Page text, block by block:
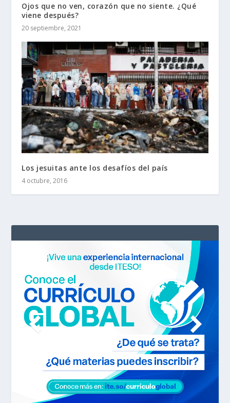
Ojos que no ven, corazón que no siente. ¿Qué
viene después?
20 septiembre, 2021
Los jesuitas ante los desafíos del país
4 octubre, 2016